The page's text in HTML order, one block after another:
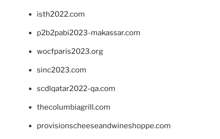
isth2022.com
p2b2pabi2023-makassar.com
wocfparis2023.org
sinc2023.com
scdlqatar2022-qa.com
thecolumbiagrill.com
provisionscheeseandwineshoppe.com